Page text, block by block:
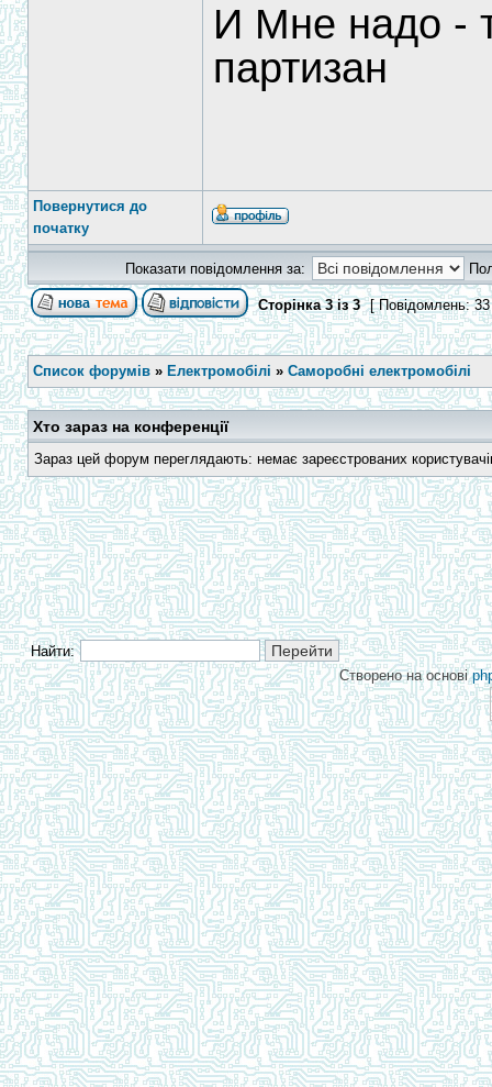
И Мне надо -
партизан
Повернутися до
початку
Показати повідомлення за:
Сторінка3із3 [ Повідомлень:
Список форумів » Електромобілі » Саморобні електромобілі
Хто зараз на конференції
Зараз цей форум переглядають: немає зареєстрованих
Найти:
Створено на основі